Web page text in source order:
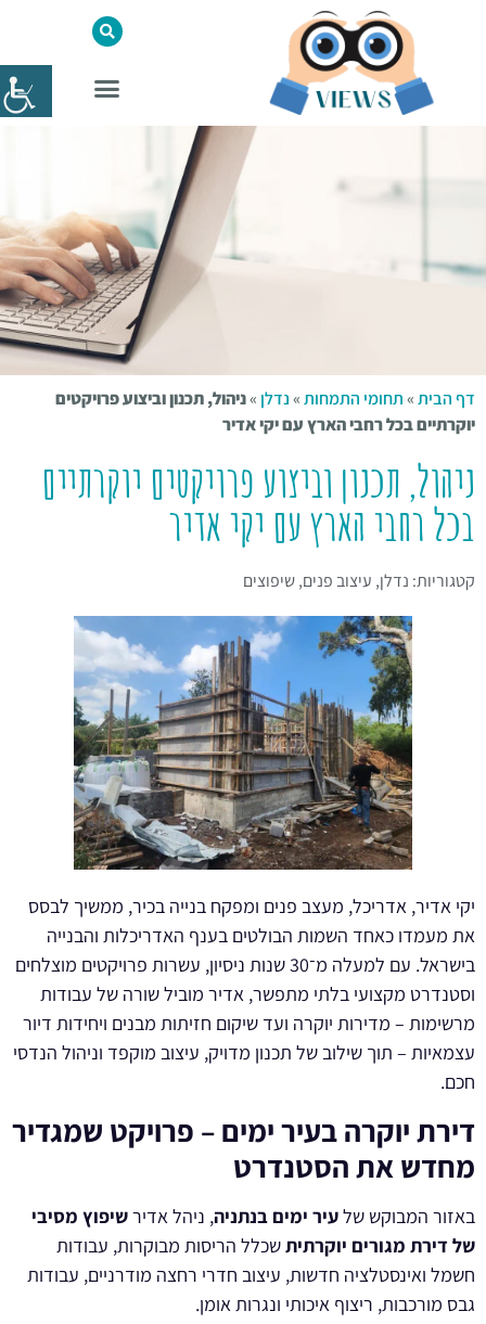
דף הבית»תחומי התמחות»נדלן »ניהול, תכנון וביצוע פרויקטים
יוקרתיים בכל רחבי הארץ עם יקי אדיר
ניהול, תכנון וביצוע פרויקטים יוקרתיים
בכל רחבי הארץ עם יקי אדיר
קטגוריות: נדלן, עיצוב פנים,שיפוצים
יקי אדיר, אדריכל, מעצב פנים ומפקח בנייה בכיר, ממשיך לבסס
את מעמדו כאחד השמות הבולטים בענף האדריכלות והבנייה
בישראל. עם למעלה מ־30 שנות ניסיון, עשרות פרויקטים מוצלחים
וסטנדרט מקצועי בלתי מתפשר, אדיר מוביל שורה של עבודות
מרשימות – מדירות יוקרה ועד שיקום חזיתות מבנים ויחידות דיור
עצמאיות – תוך שילוב של תכנון מדויק, עיצוב מוקפד וניהול הנדסי
חכם.
דירת יוקרה בעיר ימים – פרויקט שמגדיר
מחדש את הסטנדרט
באזור המבוקש שלעיר ימים בנתניה, ניהל אדירשיפוץ מסיבי
של דירת מגורים יוקרתיתשכלל הריסות מבוקרות, עבודות
חשמל ואינסטלציה חדשות, עיצוב חדרי רחצה מודרניים, עבודות
גבס מורכבות, ריצוף איכותי ונגרות אומן.